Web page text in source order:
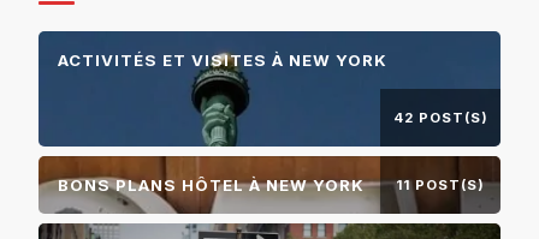
ACTIVITÉS ET VISITES À NEW YORK
42 POST(S)
BONS PLANS HÔTEL À NEW YORK 11 POST(S)